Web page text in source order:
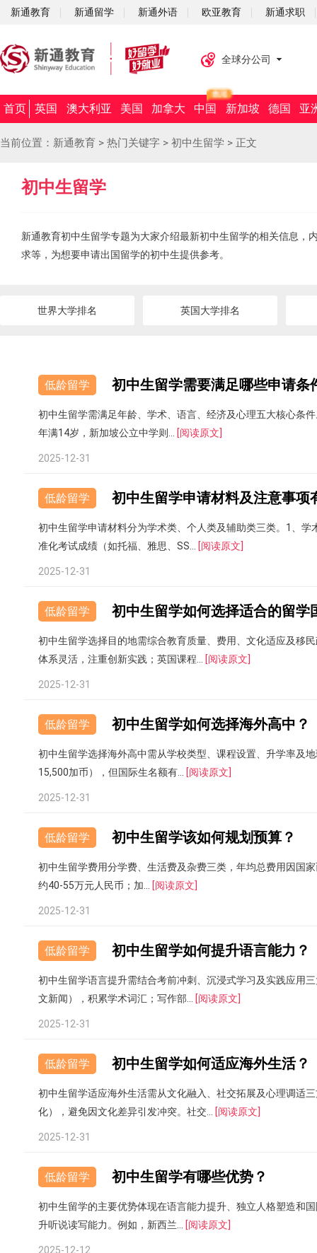
新通教育 新通留学 新通外语 欧亚教育 新通求职
全球分公司
首页 英国 澳大利亚 美国 加拿大 中国 新加坡 德国 亚
当前位置： 新通教育 > 热门关键字 > 初中生留学 > 正文
初中生留学
新通教育初中生留学专题为大家介绍最新初中生留学的相关信息
求等，为想要申请出国留学的初中生提供参考。
世界大学排名 英国大学排名
低龄留学 初中生留学需要满足哪些申请条
初中生留学需满足年龄、学术、语言、经济及心理五大核心条
年满14岁，新加坡公立中学则...
[阅读原文]
2025-12-31
低龄留学 初中生留学申请材料及注意事项
初中生留学申请材料分为学术类、个人类及辅助类三类。1、
准化考试成绩（如托福、雅思、SS...
[阅读原文]
2025-12-31
低龄留学 初中生留学如何选择适合的留学
初中生留学选择目的地需综合教育质量、费用、文化适应及移
体系灵活，注重创新实践；英国课程...
[阅读原文]
2025-12-31
低龄留学 初中生留学如何选择海外高中？
初中生留学选择海外高中需从学校类型、课程设置、升学率及
15,500加币），但国际生名额有...
[阅读原文]
2025-12-31
低龄留学 初中生留学该如何规划预算？
初中生留学费用分学费、生活费及杂费三类，年均总费用因国
约40-55万元人民币；加...
[阅读原文]
2025-12-31
低龄留学 初中生留学如何提升语言能力？
初中生留学语言提升需结合考前冲刺、沉浸式学习及实践应用
文新闻），积累学术词汇；写作部...
[阅读原文]
2025-12-31
低龄留学 初中生留学如何适应海外生活？
初中生留学适应海外生活需从文化融入、社交拓展及心理调适
化），避免因文化差异引发冲突。社交...
[阅读原文]
2025-12-31
低龄留学 初中生留学有哪些优势？
初中生留学的主要优势体现在语言能力提升、独立人格塑造和
升听说读写能力。例如，新西兰...
[阅读原文]
2025-12-12